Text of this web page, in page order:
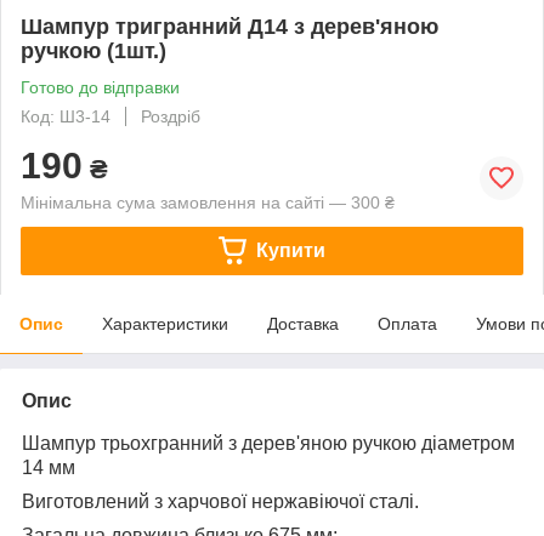
Шампур тригранний Д14 з дерев'яною
ручкою (1шт.)
Готово до відправки
Код: Ш3-14
Роздріб
190 ₴
Мінімальна сума замовлення на сайті — 300 ₴
Купити
Опис Характеристики Доставка Оплата Умови
Опис
Шампур трьохгранний з дерев'яною ручкою діаметром
14 мм
Виготовлений з харчової нержавіючої сталі.